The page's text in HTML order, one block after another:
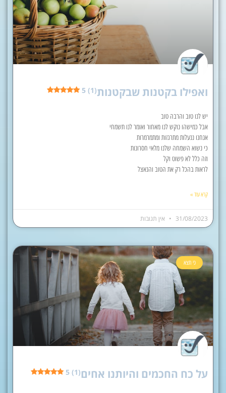
ואפילו בקטנות שבקטנות5 (1)
יש לנו טוב והרבה טוב
אבל כמישהו נוקש לנו מאחור ואומר לנו תשמחי
אנחנו ננעלות מתרגזות ומתמרמרות
כי נשוא השמחה שלנו מלאי חסרונות
וזה כלל לא פשוט וקל
לראות בהכל רק את הטוב והנאצל
קרא עוד »
31/08/2023 אין תגובות
כי תצא
על כח החכמים והיותנו אחים5 (1)